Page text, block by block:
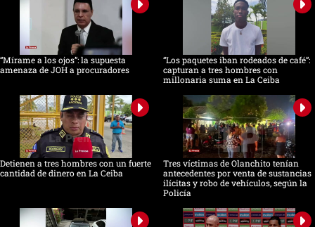
“Mírame a los ojos”: la supuesta
amenaza de JOH a procuradores
“Los paquetes iban rodeados de café”:
capturan a tres hombres con
millonaria suma en La Ceiba
Detienen a tres hombres con un fuerte
cantidad de dinero en La Ceiba
Tres víctimas de Olanchito tenían
antecedentes por venta de sustancias
ilícitas y robo de vehículos, según la
Policía